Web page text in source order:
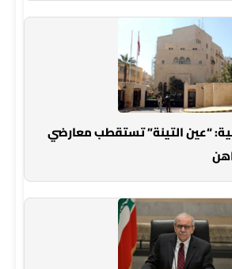
“عين التينة” تستقطب معارضي